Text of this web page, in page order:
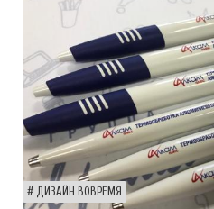
ДИЗАЙН ВОВРЕМЯ